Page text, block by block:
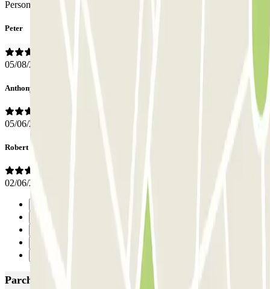
Personale
Peter
05/08/2026
Anthony
05/06/2026
Robert
02/06/2026
Parcheggi più popolari a Palma di Maiorca